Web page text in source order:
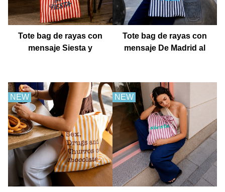
Tote bag de rayas con
mensaje Siesta y
Tote bag de rayas con
mensaje De Madrid al
NEW NEW